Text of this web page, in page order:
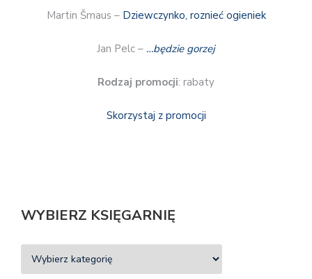
Martin Šmaus – Dziewczynko, roznieć ogieniek
Jan Pelc – …będzie gorzej
Rodzaj promocji: rabaty
Skorzystaj z promocji
WYBIERZ KSIĘGARNIĘ